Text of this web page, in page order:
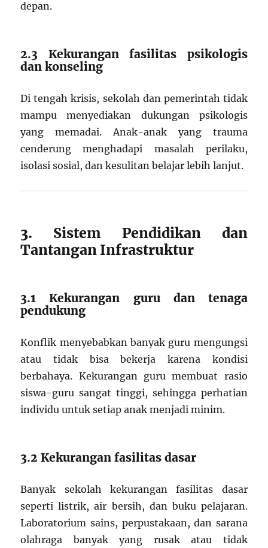
depan.
2.3 Kekurangan fasilitas psikologis
dan konseling
Di tengah krisis, sekolah dan pemerintah tidak
mampu menyediakan dukungan psikologis
yang memadai. Anak-anak yang trauma
cenderung menghadapi masalah perilaku,
isolasi sosial, dan kesulitan belajar lebih lanjut.
3. Sistem Pendidikan dan
Tantangan Infrastruktur
3.1 Kekurangan guru dan tenaga
pendukung
Konflik menyebabkan banyak guru mengungsi
atau tidak bisa bekerja karena kondisi
berbahaya. Kekurangan guru membuat rasio
siswa-guru sangat tinggi, sehingga perhatian
individu untuk setiap anak menjadi minim.
3.2 Kekurangan fasilitas dasar
Banyak sekolah kekurangan fasilitas dasar
seperti listrik, air bersih, dan buku pelajaran.
Laboratorium sains, perpustakaan, dan sarana
olahraga banyak yang rusak atau tidak